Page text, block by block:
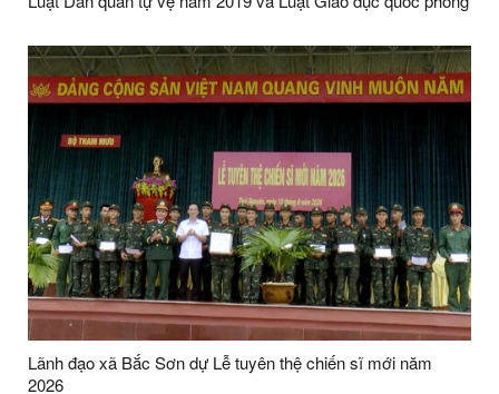
Lãnh đạo xã Bắc Sơn dự Lễ tuyên thệ chiến sĩ mới năm
2026